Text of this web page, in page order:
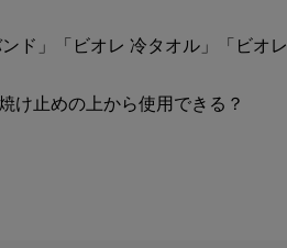
ド」「ビオレ 冷タオル」「ビオ
け止めの上から使用できる？